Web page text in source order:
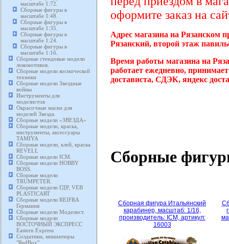
масштабе 1:72.
Сборные фигуры в
масштабе 1:48.
Сборные фигуры в
масштабе 1:35.
Сборные фигуры в
масштабе 1:24.
Сборные фигуры в
масштабе 1:16.
Сборные стендовые модели
локомотивов.
Сборные модели космической
техники
Сборные модели Звездные
войны
Инструменты для
моделистов
Окрасочные маски для
моделей Звезда.
Сборные модели «ЗВЕЗДА»
Сборные модели, краска,
инструменты, аксессуары
TAMIYA
Сборные модели, клей, краска
REVELL
Сборные модели ICM.
Сборные модели HOBBY
BOSS.
Сборные модели
TRUMPETER.
Сборные модели ГДР, VEB
PLASTICART
Сборные модели REIFRA
Германия
Сборные модели Моделист.
Сборные модели
ВОСТОЧНЫЙ ЭКСПРЕСС
Eastern Express
Солдатики, миниатюры
"RedBox"
оформите заказ на
Адрес магазина на Рязанском
Рязанский, второй этаж
Время работы магазина на
работает ежедневно,
достависта, СДЭК, яндекс
Сборные
Сборная фигура Итальянский
карабинер, масштаб: 1/16,
производитель: ICM, артикул:
16003